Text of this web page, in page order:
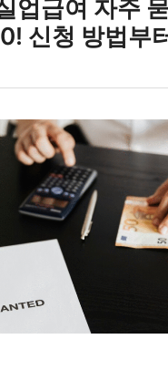
업급여 자주
신청 방법부